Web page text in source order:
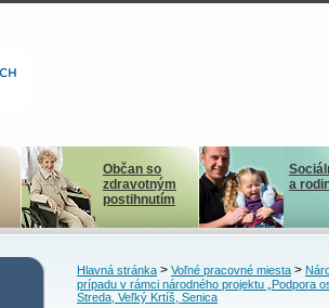
Občan so
zdravotným
postihnutím
a
Hlavná stránka> Voľné pracovné miesta>
prípadu v rámci národného projektu „Podpora
Streda, Veľký Krtíš, Senica